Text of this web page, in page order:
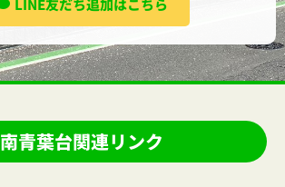
LINE友だち追加はこちら
南青葉台関連リンク